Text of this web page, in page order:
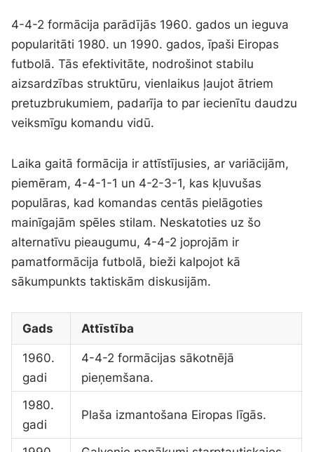
4-4-2 formācija parādījās 1960. gados un ieguva
popularitāti 1980. un 1990. gados, īpaši Eiropas
futbolā. Tās efektivitāte, nodrošinot stabilu
aizsardzības struktūru, vienlaikus ļaujot ātriem
pretuzbrukumiem, padarīja to par iecienītu daudzu
veiksmīgu komandu vidū.
Laika gaitā formācija ir attīstījusies, ar variācijām,
piemēram, 4-4-1-1 un 4-2-3-1, kas kļuvušas
populāras, kad komandas centās pielāgoties
mainīgajām spēles stilam. Neskatoties uz šo
alternatīvu pieaugumu, 4-4-2 joprojām ir
pamatformācija futbolā, bieži kalpojot kā
sākumpunkts taktiskām diskusijām.
Gads Attīstība
1960.
gadi
4-4-2 formācijas sākotnējā
pieņemšana.
1980.
gadi
Plaša izmantošana Eiropas līgās.